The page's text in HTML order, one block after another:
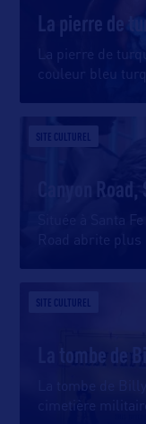
La pierre de
La pierre de
couleur bleu
SITE CULTUREL
Canyon Road,
Située à Santa
Road abrite plus
SITE CULTUREL
La tombe de
La tombe de
cimetière